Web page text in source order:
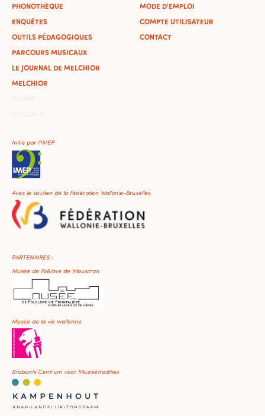
PHONOTHÈQUE
ENQUÊTES
OUTILS PÉDAGOGIQUES
PARCOURS MUSICAUX
LE JOURNAL DE MELCHIOR
MELCHIOR
MODE D'EMPLOI
COMPTE UTILISATEUR
CONTACT
Initié par l'IMEP
Avec le soutien de la Fédération Wallonie-Bruxelles
PARTENAIRES :
Musée de Folklore de Mouscron
Musée de la vie wallonne
Brabants Centrum voor Muziektradities